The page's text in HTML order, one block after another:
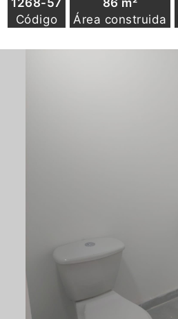
1268-57
Código
86 m²
Área construida